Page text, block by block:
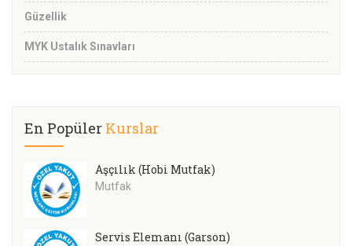
Güzellik
MYK Ustalık Sınavları
En Popüler Kurslar
Aşçılık (Hobi Mutfak)
Mutfak
Servis Elemanı (Garson)